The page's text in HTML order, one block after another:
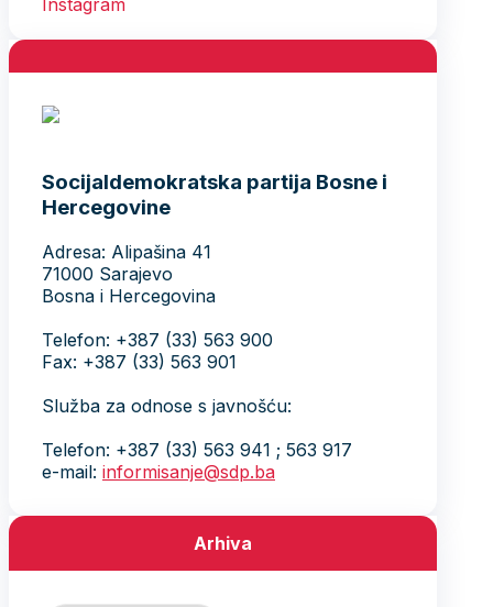
Socijaldemokratska partija Bosne i
Hercegovine
Adresa: Alipašina 41
71000 Sarajevo
Bosna i Hercegovina
Telefon: +387 (33) 563 900
Fax: +387 (33) 563 901
Služba za odnose s javnošću:
Telefon: +387 (33) 563 941 ; 563 917
e-mail: informisanje@sdp.ba
Arhiva